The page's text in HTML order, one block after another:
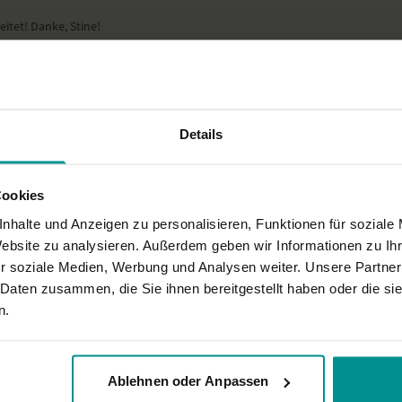
Details
und Anzeigen zu personalisieren, Funktionen für soziale
zu analysieren. Außerdem geben wir Informationen zu
soziale Medien, Werbung und Analysen weiter. Unsere
zusammen, die Sie ihnen bereitgestellt haben oder die
Ablehnen oder Anpassen
Danke, Stine!
gut, danke, Stine